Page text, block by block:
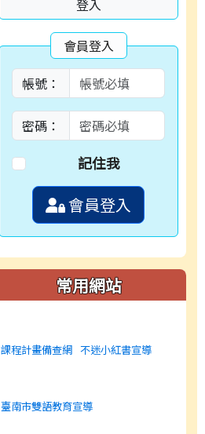
登入
會員登入
帳號：
密碼：
記住我
會員登入
常用網站
課程計畫備查網 不迷小紅書宣導
臺南市雙語教育宣導